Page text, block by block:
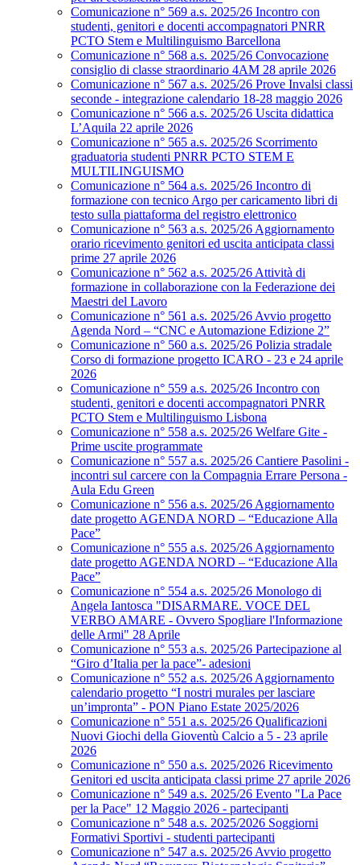
Comunicazione n° 569 a.s. 2025/26 Incontro con
studenti, genitori e docenti accompagnatori PNRR
PCTO Stem e Multilinguismo Barcellona
Comunicazione n° 568 a.s. 2025/26 Convocazione
consiglio di classe straordinario 4AM 28 aprile 2026
Comunicazione n° 567 a.s. 2025/26 Prove Invalsi classi
seconde - integrazione calendario 18-28 maggio 2026
Comunicazione n° 566 a.s. 2025/26 Uscita didattica
L’Aquila 22 aprile 2026
Comunicazione n° 565 a.s. 2025/26 Scorrimento
graduatoria studenti PNRR PCTO STEM E
MULTILINGUISMO
Comunicazione n° 564 a.s. 2025/26 Incontro di
formazione con tecnico Argo per caricamento libri di
testo sulla piattaforma del registro elettronico
Comunicazione n° 563 a.s. 2025/26 Aggiornamento
orario ricevimento genitori ed uscita anticipata classi
prime 27 aprile 2026
Comunicazione n° 562 a.s. 2025/26 Attività di
formazione in collaborazione con la Federazione dei
Maestri del Lavoro
Comunicazione n° 561 a.s. 2025/26 Avvio progetto
Agenda Nord – “CNC e Automazione Edizione 2”
Comunicazione n° 560 a.s. 2025/26 Polizia stradale
Corso di formazione progetto ICARO - 23 e 24 aprile
2026
Comunicazione n° 559 a.s. 2025/26 Incontro con
studenti, genitori e docenti accompagnatori PNRR
PCTO Stem e Multilinguismo Lisbona
Comunicazione n° 558 a.s. 2025/26 Welfare Gite -
Prime uscite programmate
Comunicazione n° 557 a.s. 2025/26 Cantiere Pasolini -
incontri sul carcere con la Compagnia Errare Persona -
Aula Edu Green
Comunicazione n° 556 a.s. 2025/26 Aggiornamento
date progetto AGENDA NORD – “Educazione Alla
Pace”
Comunicazione n° 555 a.s. 2025/26 Aggiornamento
date progetto AGENDA NORD – “Educazione Alla
Pace”
Comunicazione n° 554 a.s. 2025/26 Monologo di
Angela Iantosca "DISARMARE. VOCE DEL
VERBO AMARE - Ovvero Spogliare l'Informazione
delle Armi" 28 Aprile
Comunicazione n° 553 a.s. 2025/26 Partecipazione al
“Giro d’Italia per la pace”- adesioni
Comunicazione n° 552 a.s. 2025/26 Aggiornamento
calendario progetto “I nostri murales per lasciare
un’impronta” - PON Piano Estate 2025/2026
Comunicazione n° 551 a.s. 2025/26 Qualificazioni
Nuovi Giochi della Gioventù Calcio a 5 - 23 aprile
2026
Comunicazione n° 550 a.s. 2025/2026 Ricevimento
Genitori ed uscita anticipata classi prime 27 aprile 2026
Comunicazione n° 549 a.s. 2025/26 Evento "La Pace
per la Pace" 12 Maggio 2026 - partecipanti
Comunicazione n° 548 a.s. 2025/2026 Soggiorni
Formativi Sportivi - studenti partecipanti
Comunicazione n° 547 a.s. 2025/26 Avvio progetto